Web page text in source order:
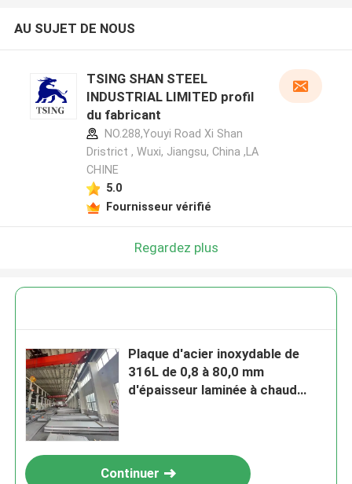
AU SUJET DE NOUS
TSING SHAN STEEL
INDUSTRIAL LIMITED profil
du fabricant
NO.288,Youyi Road Xi Shan
Dristrict , Wuxi, Jiangsu, China ,LA
CHINE
5.0
Fournisseur vérifié
Regardez plus
Plaque d'acier inoxydable de
316L de 0,8 à 80,0 mm
d'épaisseur laminée à chaud
Continuer